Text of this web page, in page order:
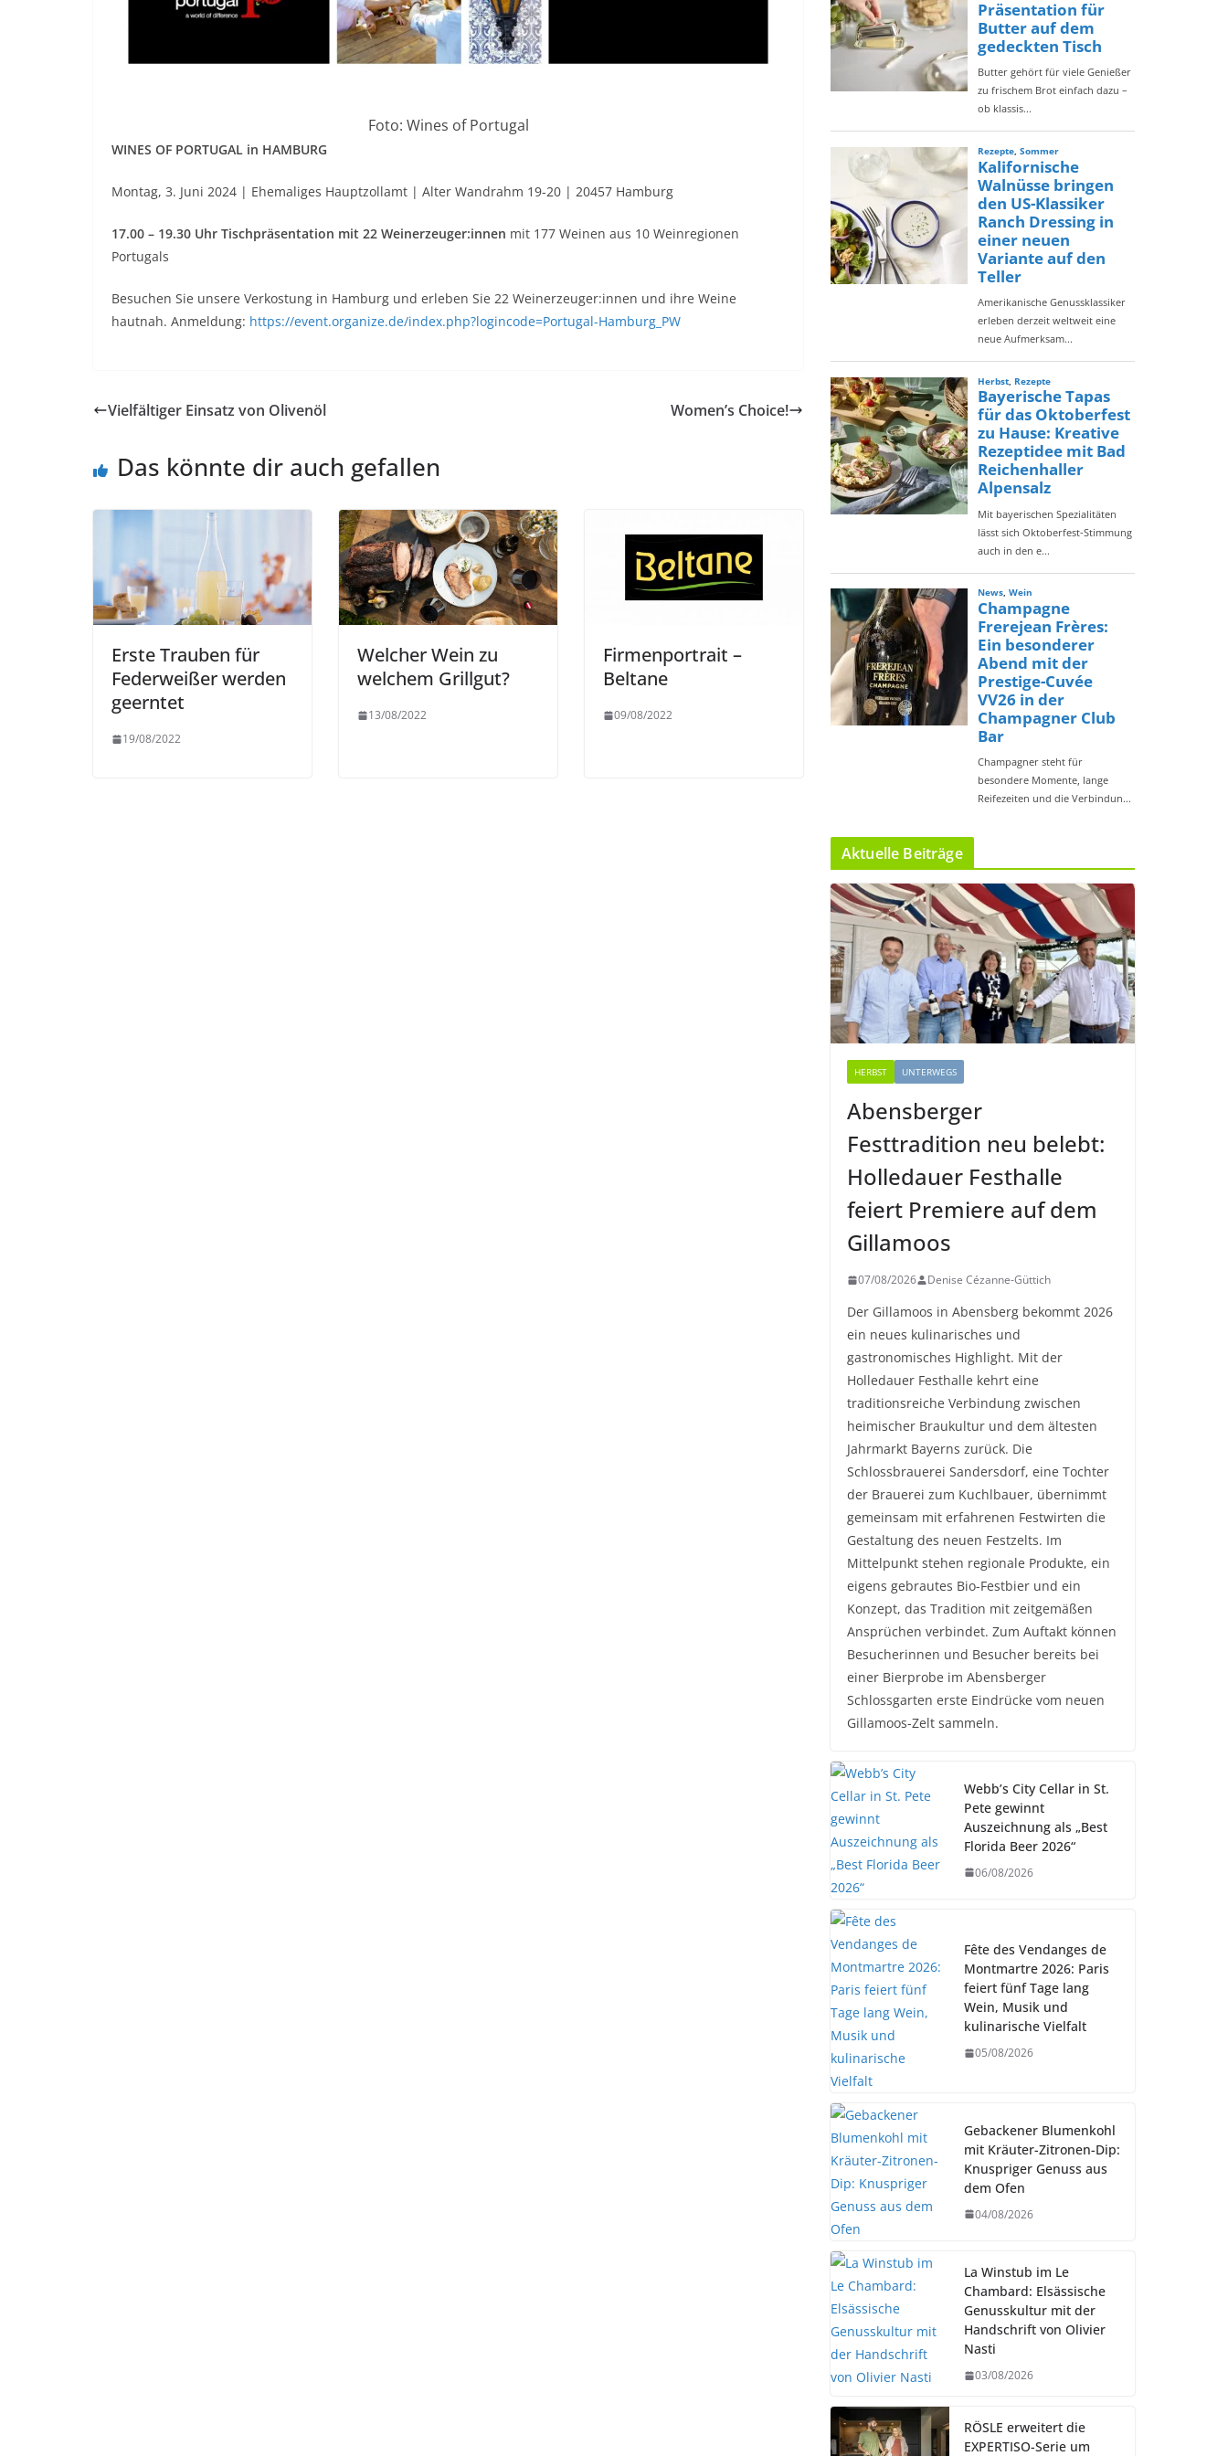
Foto: Wines of Portugal
WINES OF PORTUGAL in HAMBURG
Montag, 3. Juni 2024 | Ehemaliges Hauptzollamt | Alter Wandrahm 19-20 | 20457 Hamburg
17.00 – 19.30 Uhr Tischpräsentation mit 22 Weinerzeuger:innen mit 177 Weinen aus 10 Weinregionen
Portugals
Besuchen Sie unsere Verkostung in Hamburg und erleben Sie 22 Weinerzeuger:innen und ihre Weine
hautnah. Anmeldung: https://event.organize.de/index.php?logincode=Portugal-Hamburg_PW
Vielfältiger Einsatz von Olivenöl Women’s Choice!
Das könnte dir auch gefallen
Erste Trauben für
Federweißer werden
geerntet
19/08/2022
Welcher Wein zu
welchem Grillgut?
13/08/2022
Firmenportrait –
Beltane
09/08/2022
Aktuelle Beiträge
HERBST UNTERWEGS
Abensberger
Festtradition neu belebt:
Holledauer Festhalle
feiert Premiere auf dem
Gillamoos
07/08/2026 Denise Cézanne-Güttich
Der Gillamoos in Abensberg bekommt 2026
ein neues kulinarisches und
gastronomisches Highlight. Mit der
Holledauer Festhalle kehrt eine
traditionsreiche Verbindung zwischen
heimischer Braukultur und dem ältesten
Jahrmarkt Bayerns zurück. Die
Schlossbrauerei Sandersdorf, eine Tochter
der Brauerei zum Kuchlbauer, übernimmt
gemeinsam mit erfahrenen Festwirten die
Gestaltung des neuen Festzelts. Im
Mittelpunkt stehen regionale Produkte, ein
eigens gebrautes Bio-Festbier und ein
Konzept, das Tradition mit zeitgemäßen
Ansprüchen verbindet. Zum Auftakt können
Besucherinnen und Besucher bereits bei
einer Bierprobe im Abensberger
Schlossgarten erste Eindrücke vom neuen
Gillamoos-Zelt sammeln.
Webb’s City Cellar in St.
Pete gewinnt
Auszeichnung als „Best
Florida Beer 2026“
06/08/2026
Fête des Vendanges de
Montmartre 2026: Paris
feiert fünf Tage lang
Wein, Musik und
kulinarische Vielfalt
05/08/2026
Gebackener Blumenkohl
mit Kräuter-Zitronen-Dip:
Knuspriger Genuss aus
dem Ofen
04/08/2026
La Winstub im Le
Chambard: Elsässische
Genusskultur mit der
Handschrift von Olivier
Nasti
03/08/2026
RÖSLE erweitert die
EXPERTISO-Serie um